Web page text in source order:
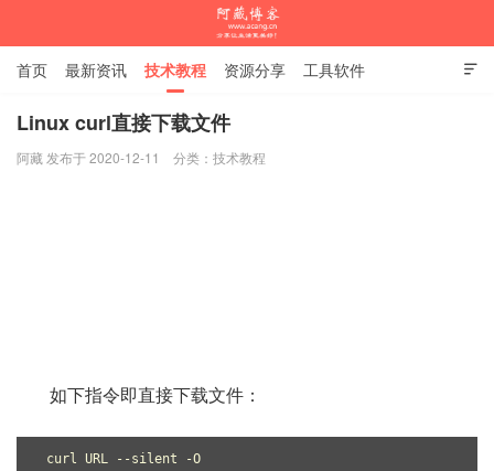

首页 最新资讯 技术教程 资源分享 工具软件
杂谈随笔
Linux curl直接下载文件
阿藏 发布于 2020-12-11 分类： 技术教程
如下指令即直接下载文件：
curl URL --silent -O